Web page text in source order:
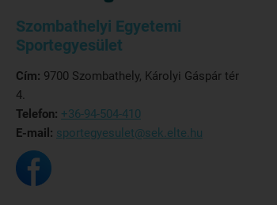
Szombathelyi Egyetemi
Sportegyesület
Cím: 9700 Szombathely, Károlyi Gáspár tér
4.
Telefon: +36-94-504-410
E-mail: sportegyesulet@sek.elte.hu